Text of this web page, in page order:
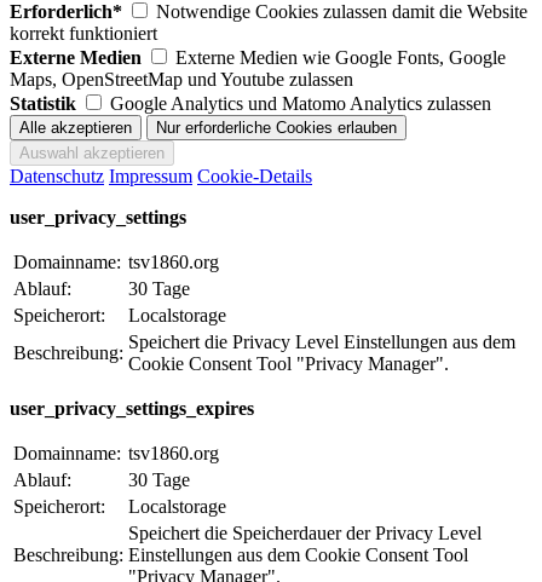
Erforderlich*
Notwendige Cookies zulassen damit die Website
korrekt funktioniert
Externe Medien
Externe Medien wie Google Fonts, Google
Maps, OpenStreetMap und Youtube zulassen
Statistik
Google Analytics und Matomo Analytics zulassen
Datenschutz Impressum Cookie-Details
user_privacy_settings
Domainname: tsv1860.org
Ablauf:
30 Tage
Speicherort:
Localstorage
Beschreibung:
Speichert die Privacy Level Einstellungen aus dem
Cookie Consent Tool "Privacy Manager".
user_privacy_settings_expires
Domainname: tsv1860.org
Ablauf:
30 Tage
Speicherort:
Localstorage
Beschreibung:
Speichert die Speicherdauer der Privacy Level
Einstellungen aus dem Cookie Consent Tool
"Privacy Manager".